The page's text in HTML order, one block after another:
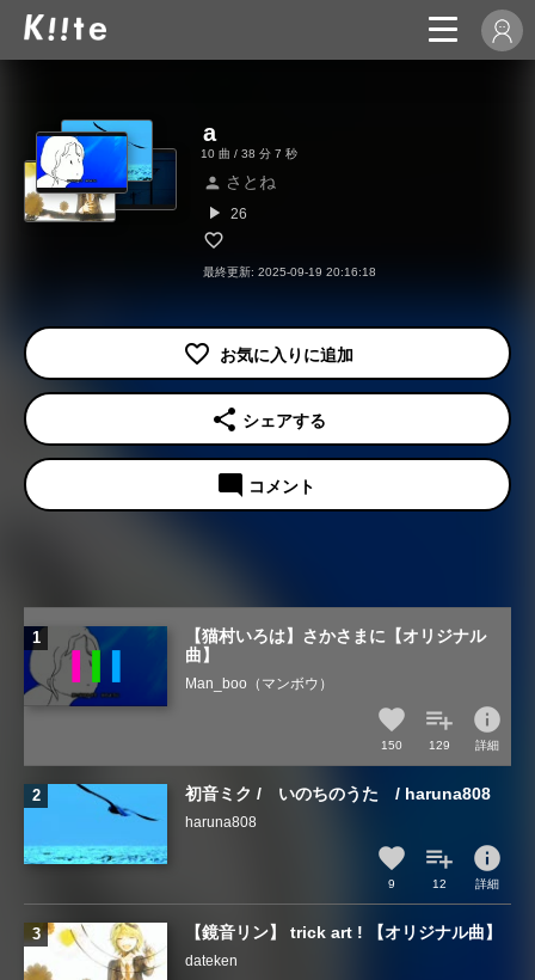
a
10 曲 / 38 分 7 秒
person さとね
play_arrow 26
最終更新: 2025-09-19 20:16:18
share シェアする
mode_comment コメント
【猫村いろは】さかさまに【オリジナル
曲】
Man_boo（マンボウ）
150 129
info
詳細
初音ミク / いのちのうた / haruna808
haruna808
9 12
info
詳細
【鏡音リン】 trick art ! 【オリジナル曲】
dateken